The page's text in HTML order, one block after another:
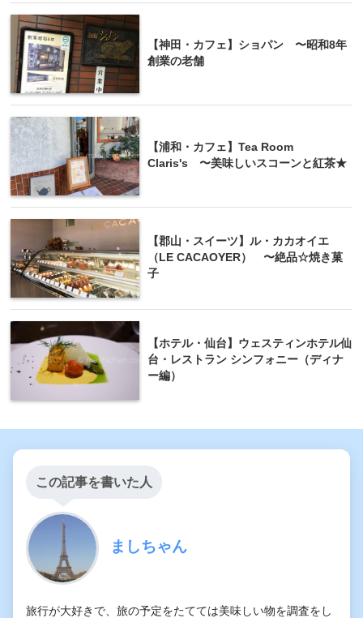
【神田・カフェ】ショパン 〜昭和8年
創業の老舗
【浦和・カフェ】Tea Room
Claris's 〜美味しいスコーンと紅茶★
【郡山・スイーツ】ル・カカオイエ
（LE CACAOYER） 〜絶品☆焼き菓
子
【ホテル・仙台】ウェスティンホテル仙
台・レストラン シンフォニー（ディナ
ー編）
この記事を書いた人
ましちゃん
旅行が大好きで、旅の予定をたてては美味しい物を調査をし